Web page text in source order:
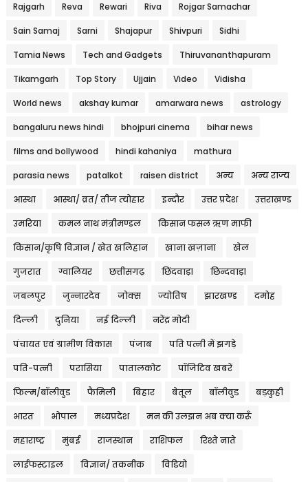
Rajgarh Reva Rewari Riva Rojgar Samachar
Sain Samaj Sarni Shajapur Shivpuri Sidhi
Tamia News Tech and Gadgets Thiruvananthapuram
Tikamgarh Top Story Ujjain Video Vidisha
World news akshay kumar amarwara news astrology
bangaluru news hindi bhojpuri cinema bihar news
films and bollywood hindi kahaniya mathura
parasia news patalkot raisen district अन्य अन्य राज्य
आस्था आस्था/ व्रत/ तीज त्‍योहार इन्दौर उत्तर प्रदेश उत्तराखण्ड
उमरिया कमल नाथ मंत्रीमण्डल किसान फसल ऋण माफी
किसान/कृषि विज्ञान / खेत खलिहान खाना खज़ाना खेल
गुजरात ग्वालियर छत्तीसगढ़ छिंदवाड़ा छिन्दवाड़ा
जबलपुर जुन्नारदेव जोक्स ज्योतिष झारखण्ड दमोह
दिल्ली दुनिया नई दिल्ली नरेंद्र मोदी
पंचायत एवं ग्रामीण विकास पंजाब पति पत्नी में झगड़े
पति-पत्नी परासिया पातालकोट पॉजिटिव खबरें
फिल्म/बॉलीवुड फैमिली बिहार बेतूल बॉलीवुड बड़कुही
भारत भोपाल मध्यप्रदेश मन की उलझन अब क्या करूँ
महाराष्ट्र मुंबई राजस्थान राशिफल रिश्ते नाते
लाईफस्टाइल विज्ञान/ तकनीक विडियो